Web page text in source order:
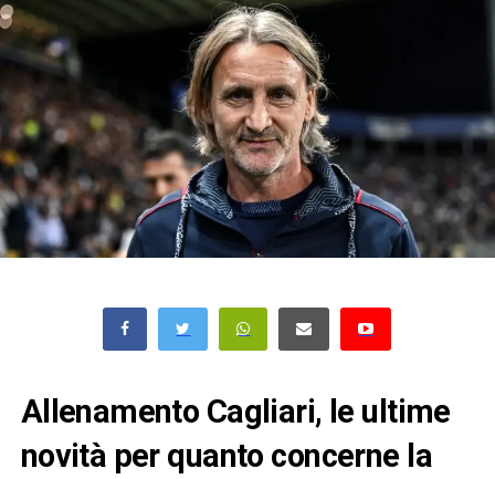
Allenamento Cagliari, le ultime
novità per quanto concerne la